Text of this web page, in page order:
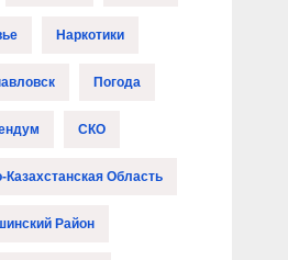
Наркотики
Погода
СКО
Казахстанская Область
Район